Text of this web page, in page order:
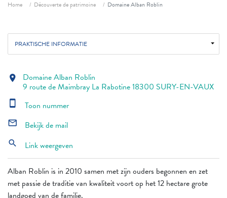
Home Découverte de patrimoine Domaine Alban Roblin
PRAKTISCHE INFORMATIE
Alban Roblin is in 2010 samen met zijn ouders begonnen en zet
met passie de traditie van kwaliteit voort op het 12 hectare grote
location_on Domaine Alban Roblin
9 route de Maimbray La Rabotine 18300 SURY-EN-VAUX
smartphone Toon nummer
mail_outline Bekijk de mail
search Link weergeven